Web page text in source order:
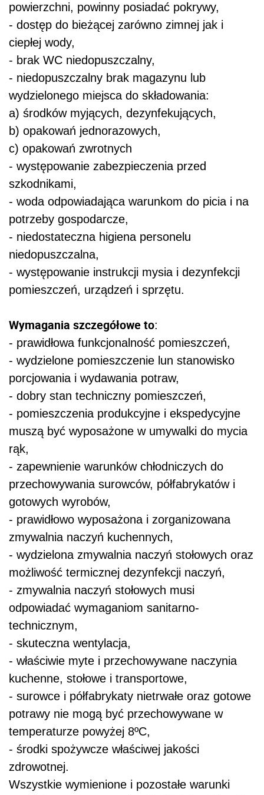
powierzchni, powinny posiadać pokrywy,
- dostęp do bieżącej zarówno zimnej jak i
ciepłej wody,
- brak WC niedopuszczalny,
- niedopuszczalny brak magazynu lub
wydzielonego miejsca do składowania:
a) środków myjących, dezynfekujących,
b) opakowań jednorazowych,
c) opakowań zwrotnych
- występowanie zabezpieczenia przed
szkodnikami,
- woda odpowiadająca warunkom do picia i na
potrzeby gospodarcze,
- niedostateczna higiena personelu
niedopuszczalna,
- występowanie instrukcji mysia i dezynfekcji
pomieszczeń, urządzeń i sprzętu.
Wymagania szczegółowe to:
- prawidłowa funkcjonalność pomieszczeń,
- wydzielone pomieszczenie lun stanowisko
porcjowania i wydawania potraw,
- dobry stan techniczny pomieszczeń,
- pomieszczenia produkcyjne i ekspedycyjne
muszą być wyposażone w umywalki do mycia
rąk,
- zapewnienie warunków chłodniczych do
przechowywania surowców, półfabrykatów i
gotowych wyrobów,
- prawidłowo wyposażona i zorganizowana
zmywalnia naczyń kuchennych,
- wydzielona zmywalnia naczyń stołowych oraz
możliwość termicznej dezynfekcji naczyń,
- zmywalnia naczyń stołowych musi
odpowiadać wymaganiom sanitarno-
technicznym,
- skuteczna wentylacja,
- właściwie myte i przechowywane naczynia
kuchenne, stołowe i transportowe,
- surowce i półfabrykaty nietrwałe oraz gotowe
potrawy nie mogą być przechowywane w
temperaturze powyżej 8ºC,
- środki spożywcze właściwej jakości
zdrowotnej.
Wszystkie wymienione i pozostałe warunki